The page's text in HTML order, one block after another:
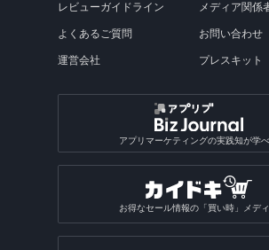
レビューガイドライン
よくあるご質問
運営会社
メディア関係
お問い合わせ
プレスキット
アプリマーケティングの実践知が学
お得なセール情報の「買い時」メデ